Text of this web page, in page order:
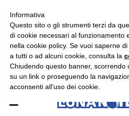
ASCOLTA RADIO LUNA
×
Informativa
Questo sito o gli strumenti terzi da
di cookie necessari al funzionamento
nella cookie policy. Se vuoi saperne
a tutti o ad alcuni cookie, consulta la
Chiudendo questo banner, scorrendo
su un link o proseguendo la
acconsenti all’uso dei cookie.